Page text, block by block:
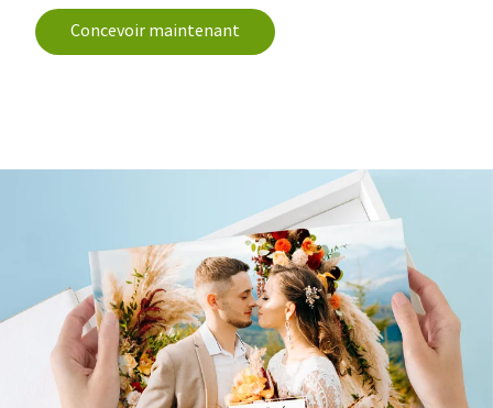
Concevoir maintenant